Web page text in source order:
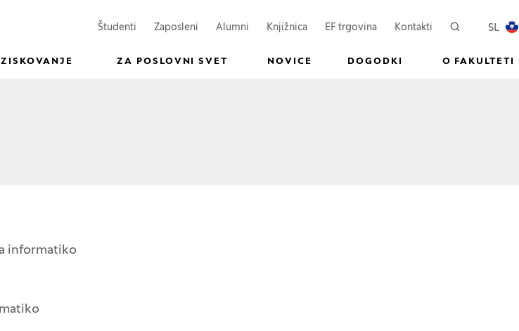
Študenti (Odpre se v novem oknu)
Zaposleni (Odpre se v novem oknu)
Alumni Knjižnica EF trgovina(Odpre se v novem oknu)
Kontakti Iskanje SL
ZA POSLOVNI SVET NOVICE DOGODKI O FAKULTETI
informatiko